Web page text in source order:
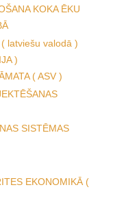
KOKA ĒKU
latviešu valodā )
)
( ASV )
SISTĒMAS
EKONOMIKĀ (